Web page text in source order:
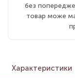
без
товар може
Характеристики